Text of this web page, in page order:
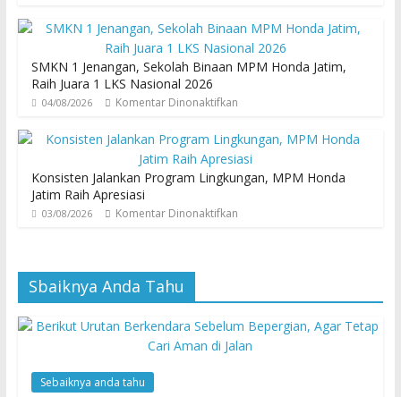
SMKN 1 Jenangan, Sekolah Binaan MPM Honda Jatim,
Raih Juara 1 LKS Nasional 2026
04/08/2026 Komentar Dinonaktifkan
Konsisten Jalankan Program Lingkungan, MPM Honda
Jatim Raih Apresiasi
03/08/2026 Komentar Dinonaktifkan
Sbaiknya Anda Tahu
Sebaiknya anda tahu